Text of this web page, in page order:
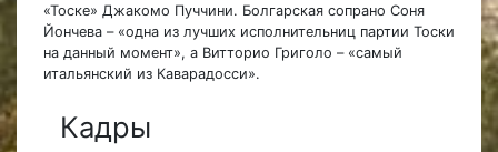
«Тоске» Джакомо Пуччини. Болгарская сопрано Соня
Йончева – «одна из лучших исполнительниц партии Тоски
на данный момент», а Витторио Григоло – «самый
итальянский из Каварадосси».
Кадры